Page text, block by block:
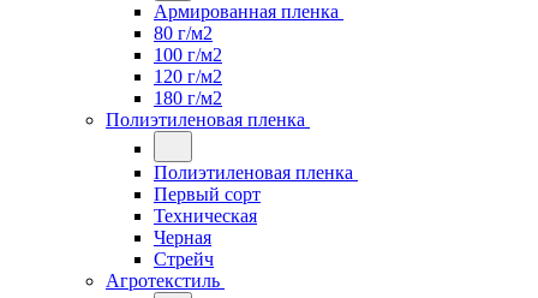
Армированная пленка
80 г/м2
100 г/м2
120 г/м2
180 г/м2
Полиэтиленовая пленка
Полиэтиленовая пленка
Первый сорт
Техническая
Черная
Стрейч
Агротекстиль